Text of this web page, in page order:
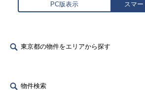
PC版表示 スマ
東京都の物件をエリアから探す
物件検索